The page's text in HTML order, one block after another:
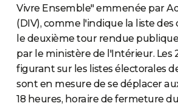
Vivre Ensemble" emmenée par
(DIV), comme l'indique la liste
le deuxième tour rendue
par le ministère de l'Intérieur. Les
figurant sur les listes électorales
sont en mesure de se déplacer
18 heures, horaire de fermeture